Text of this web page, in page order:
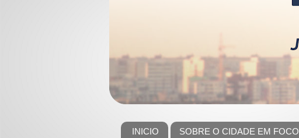
INICIO SOBRE O CIDADE EM FOCO